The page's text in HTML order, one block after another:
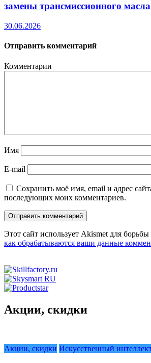
замены трансмиссионного масла
30.06.2026
Отправить комментарий
Комментарии
Имя
E-mail
Сохранить моё имя, email и адрес
последующих моих комментариев.
Этот сайт использует Akismet для
как обрабатываются ваши данные
Акции, скидки
Акции, скидки Искусственный